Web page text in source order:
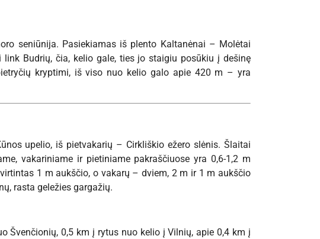
seniūnija. Pasiekiamas iš plento Kaltanėnai – Molėtai
Budrių, čia, kelio gale, ties jo staigiu posūkiu į dešinę
kryptimi, iš viso nuo kelio galo apie 420 m – yra
upelio, iš pietvakarių – Cirkliškio ežero slėnis. Šlaitai
vakariniame ir pietiniame pakraščiuose yra 0,6-1,2 m
1 m aukščio, o vakarų – dviem, 2 m ir 1 m aukščio
rasta geležies gargažių.
Švenčionių, 0,5 km į rytus nuo kelio į Vilnių, apie 0,4 km į